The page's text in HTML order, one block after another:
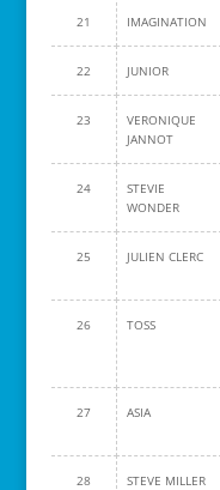
21 IMAGINATION
22 JUNIOR
23
VERONIQUE
JANNOT
24
STEVIE
WONDER
25 JULIEN CLERC
26 TOSS
27 ASIA
28
STEVE MILLER